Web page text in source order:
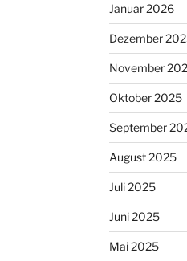
Januar 2026
Dezember
November
Oktober 2025
September
August 2025
Juli 2025
Juni 2025
Mai 2025